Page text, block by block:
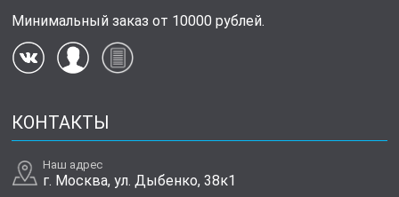
Минимальный заказ от 10000 рублей.
КОНТАКТЫ
Наш адрес
г. Москва, ул. Дыбенко, 38к1